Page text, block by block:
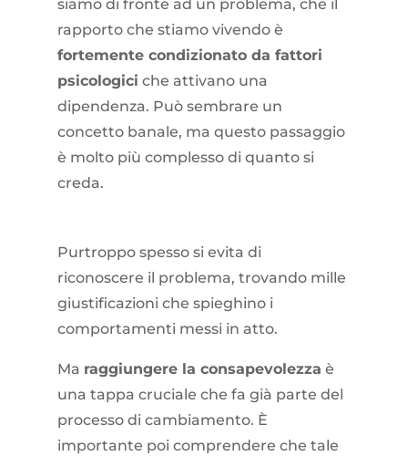
siamo di fronte ad un problema, che il
rapporto che stiamo vivendo è
fortemente condizionato da fattori
psicologici che attivano una
dipendenza. Può sembrare un
concetto banale, ma questo passaggio
è molto più complesso di quanto si
creda.
Purtroppo spesso si evita di
riconoscere il problema, trovando mille
giustificazioni che spieghino i
comportamenti messi in atto.
Ma raggiungere la consapevolezza è
una tappa cruciale che fa già parte del
processo di cambiamento. È
importante poi comprendere che tale